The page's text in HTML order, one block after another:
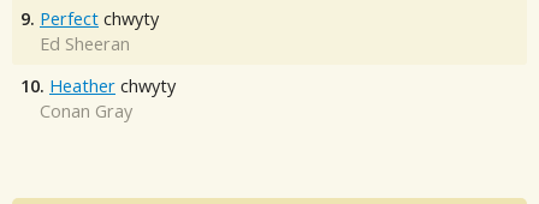
9. Perfect chwyty
Ed Sheeran
10. Heather chwyty
Conan Gray